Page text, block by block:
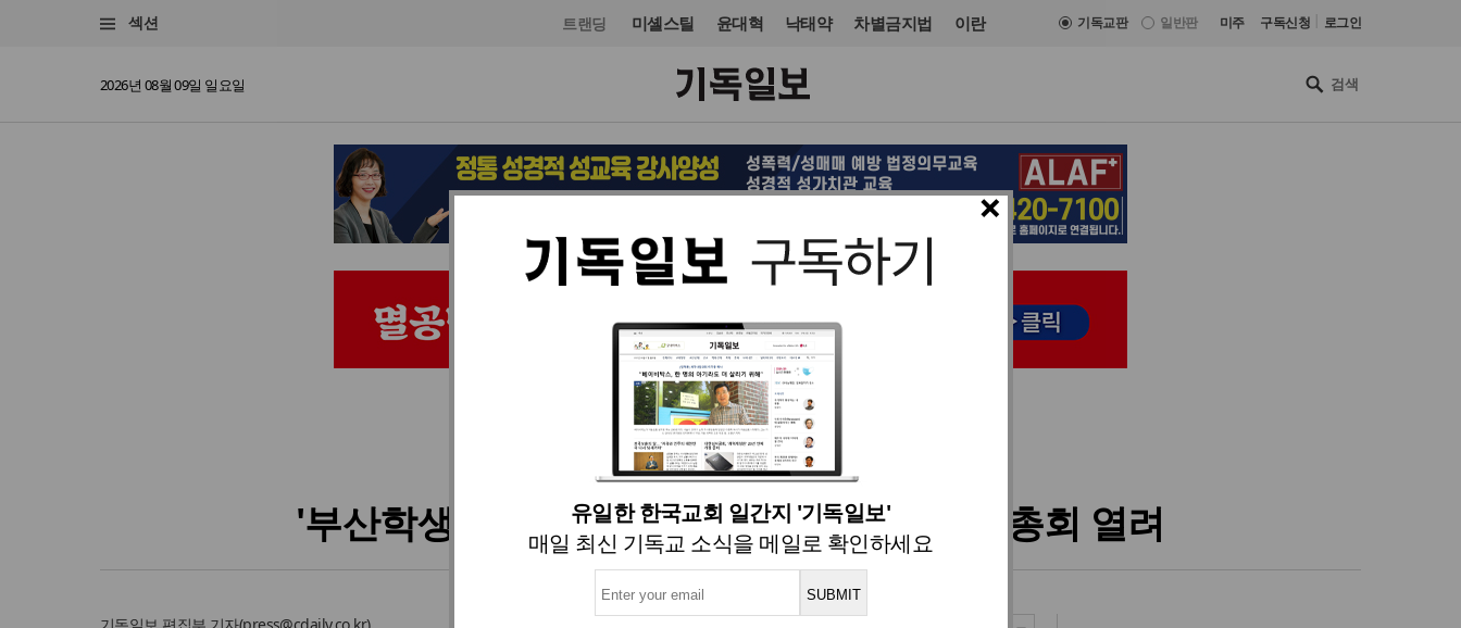
섹션 트랜딩 미셸스틸 윤대혁 낙태약 차별금지법 이란 기독교판 일반판 미주 구독신청 로그인
2026년 08월 09일 일요일
×
유일한 한국교회 일간지 '기독일보'
매일 최신 기독교 소식을 메일로 확인하세요
교회일반 입력 2016. 06. 18 06:40
'부산학생인권조례 제정반대시민연합' 창립총회 열려